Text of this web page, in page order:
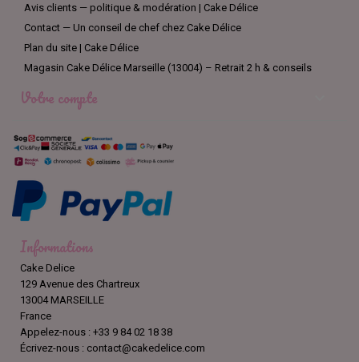
Avis clients — politique & modération | Cake Délice
Contact — Un conseil de chef chez Cake Délice
Plan du site | Cake Délice
Magasin Cake Délice Marseille (13004) – Retrait 2 h & conseils
Votre compte
Informations
Cake Delice
129 Avenue des Chartreux
13004 MARSEILLE
France
Appelez-nous : +33 9 84 02 18 38
Écrivez-nous : contact@cakedelice.com